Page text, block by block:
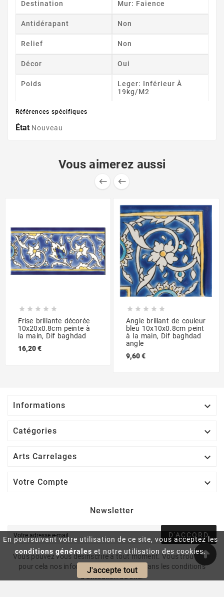
En poursuivant votre utilisation de ce site, vous acceptez les
conditions générales et notre utilisation des cookies.
J'accepte tout
Destination Mur: Faience
Antidérapant Non
Relief Non
Décor Oui
Poids
Leger: Inférieur À
19kg/m2
Références spécifiques
État Nouveau
Vous aimerez aussi
 
    
Frise brillante décorée
10x20x0.8cm peinte à
la main, Dif baghdad
16,20 €
    
Angle brillant de couleur
bleu 10x10x0.8cm peint
à la main, Dif baghdad
angle
9,60 €
Informations 
Catégories 
Arts Carrelages 
Votre Compte 
Newsletter
D'ACCORD
Vous pouvez vous désinscrire à tout moment. Vous trouverez
pour cela nos informations de contact dans les conditions
d'utilisation du site.